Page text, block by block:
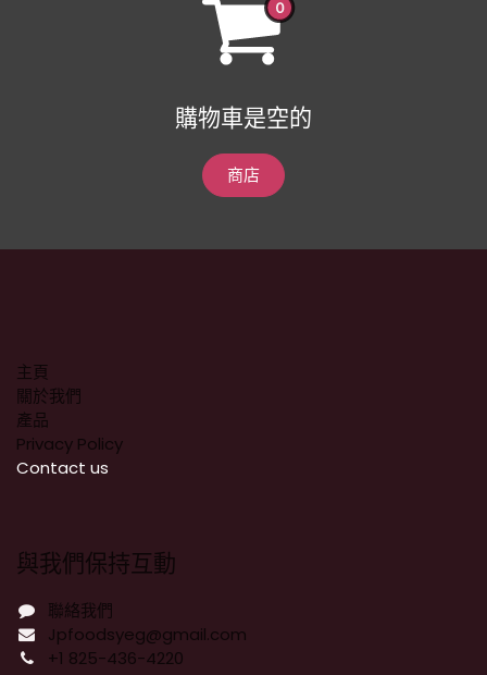
購物車是空的
商店
主頁
關於我們
產品
Privacy Policy
​Contact us
與我們保持互動
聯絡我們
Jpfoodsyeg@gmail.com
+1 825-436-4220